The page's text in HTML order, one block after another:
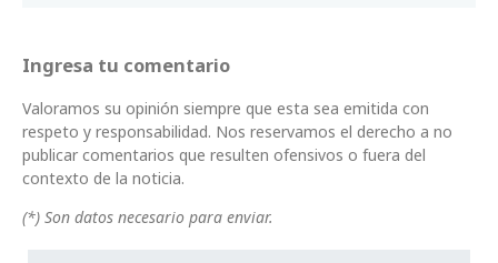
Ingresa tu comentario
Valoramos su opinión siempre que esta sea emitida con
respeto y responsabilidad. Nos reservamos el derecho a no
publicar comentarios que resulten ofensivos o fuera del
contexto de la noticia.
(*) Son datos necesario para enviar.